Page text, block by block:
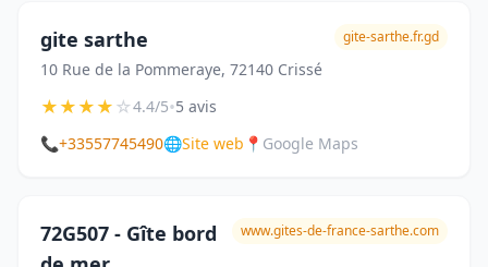
gite sarthe
10 Rue de la Pommeraye, 72140 Crissé
gite-sarthe.fr.gd
★★★★☆4.4/5•5 avis
📞+33557745490🌐Site web 📍 Google Maps
72G507 - Gîte bord
www.gites-de-france-sarthe.com